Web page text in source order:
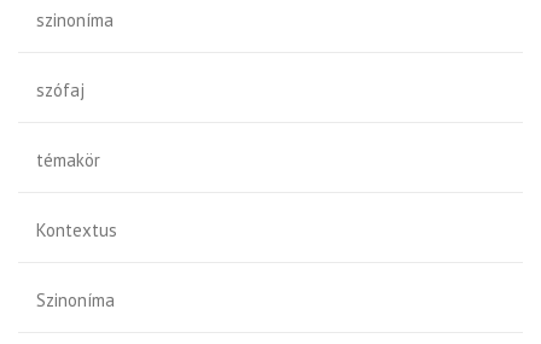
szinoníma
szófaj
témakör
Kontextus
Szinoníma